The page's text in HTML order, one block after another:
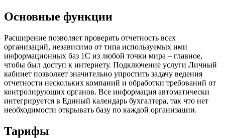
Основные функции
Расширение позволяет проверять отчетность всех
организаций, независимо от типа используемых ими
информационных баз 1С из любой точки мира – главное,
чтобы был доступ к интернету. Подключение услуги Личный
кабинет позволяет значительно упростить задачу ведения
отчетности нескольких компаний и обработки требований от
контролирующих органов. Все информация автоматически
интегрируется в Единый календарь бухгалтера, так что нет
необходимости открывать базу по каждой организации.
Тарифы